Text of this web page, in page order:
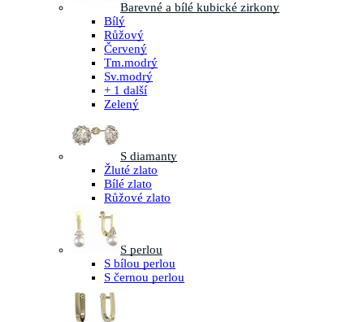
Barevné a bílé kubické zirkony
Bílý
Růžový
Červený
Tm.modrý
Sv.modrý
+ 1 další
Zelený
S diamanty
Žluté zlato
Bílé zlato
Růžové zlato
S perlou
S bílou perlou
S černou perlou